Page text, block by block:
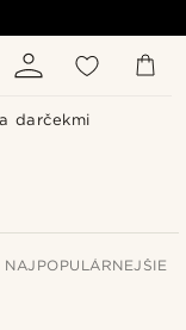
darčekmi
NAJPOPULÁRNEJŠIE